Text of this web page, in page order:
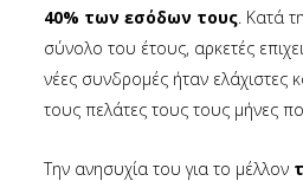
40% των εσόδων τους. Κατά
σύνολο του έτους, αρκετές
νέες συνδρομές ήταν ελάχιστες
τους πελάτες τους τους μήνες
Την ανησυχία του για το μέλλον